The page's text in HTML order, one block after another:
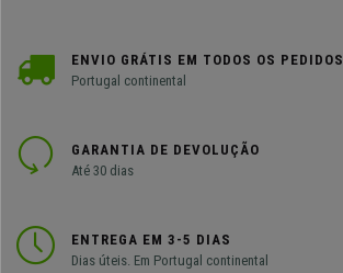
ENVIO GRÁTIS EM TODOS OS PEDIDOS
Portugal continental
GARANTIA DE DEVOLUÇÃO
Até 30 dias
ENTREGA EM 3-5 DIAS
Dias úteis. Em Portugal continental